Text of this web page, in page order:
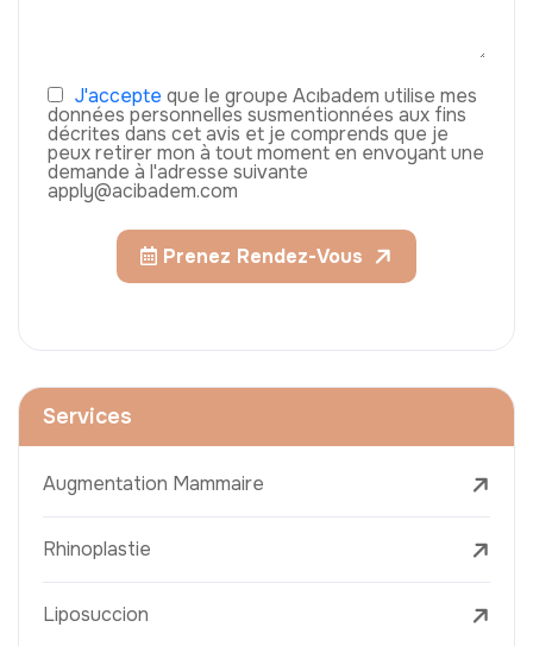
J'accepte que le groupe Acıbadem utilise mes
données personnelles susmentionnées aux fins
décrites dans cet avis et je comprends que je
peux retirer mon à tout moment en envoyant une
demande à l'adresse suivante
apply@acibadem.com
Prenez Rendez-Vous
Services
Augmentation Mammaire
Rhinoplastie
Liposuccion